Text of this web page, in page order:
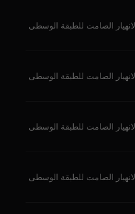
الصامت للطبقة الوسطى
الصامت للطبقة الوسطى
الصامت للطبقة الوسطى
الصامت للطبقة الوسطى